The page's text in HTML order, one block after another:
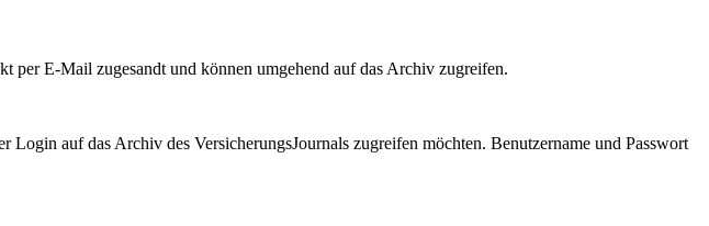
per E-Mail zugesandt und können umgehend auf das Archiv zugreifen.
auf das Archiv des VersicherungsJournals zugreifen möchten. Benutzername und Passwort